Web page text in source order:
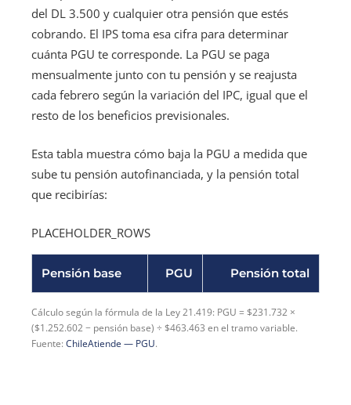
del DL 3.500 y cualquier otra pensión que estés
cobrando. El IPS toma esa cifra para determinar
cuánta PGU te corresponde. La PGU se paga
mensualmente junto con tu pensión y se reajusta
cada febrero según la variación del IPC, igual que el
resto de los beneficios previsionales.
Esta tabla muestra cómo baja la PGU a medida que
sube tu pensión autofinanciada, y la pensión total
que recibirías:
PLACEHOLDER_ROWS
Pensión base PGU Pensión total
Cálculo según la fórmula de la Ley 21.419: PGU = $231.732 ×
($1.252.602 − pensión base) ÷ $463.463 en el tramo variable.
Fuente: ChileAtiende — PGU.